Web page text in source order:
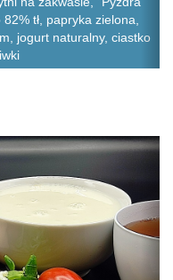
tł, papryka zielona,
jogurt naturalny, ciastko